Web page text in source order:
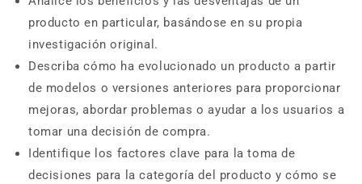
producto en particular, basándose en su propia
investigación original.
Describa cómo ha evolucionado un producto a partir
de modelos o versiones anteriores para proporcionar
mejoras, abordar problemas o ayudar a los usuarios a
tomar una decisión de compra.
Identifique los factores clave para la toma de
decisiones para la categoría del producto y cómo se